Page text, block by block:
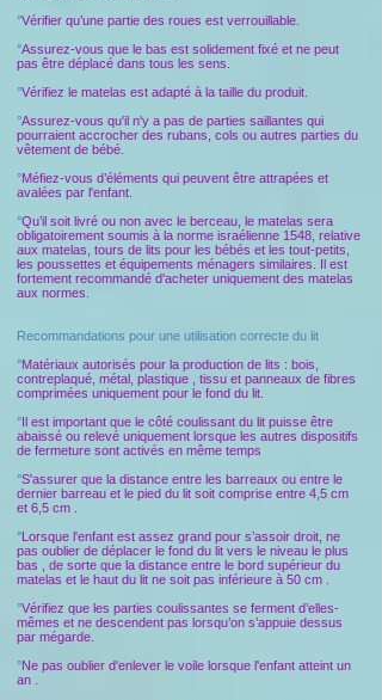
°Vérifier qu’une partie des roues est verrouillable.
°Assurez-vous que le bas est solidement fixé et ne peut
pas être déplacé dans tous les sens.
°Vérifiez le matelas est adapté à la taille du produit.
°Assurez-vous qu'il n'y a pas de parties saillantes qui
pourraient accrocher des rubans, cols ou autres parties du
vêtement de bébé.
°Méfiez-vous d’éléments qui peuvent être attrapées et
avalées par l'enfant.
°Qu’il soit livré ou non avec le berceau, le matelas sera
obligatoirement soumis à la norme israélienne 1548, relative
aux matelas, tours de lits pour les bébés et les tout-petits,
les poussettes et équipements ménagers similaires. Il est
fortement recommandé d'acheter uniquement des matelas
aux normes.
Recommandations pour une utilisation correcte du lit
°Matériaux autorisés pour la production de lits : bois,
contreplaqué, métal, plastique , tissu et panneaux de fibres
comprimées uniquement pour le fond du lit.
°Il est important que le côté coulissant du lit puisse être
abaissé ou relevé uniquement lorsque les autres dispositifs
de fermeture sont activés en même temps
°S'assurer que la distance entre les barreaux ou entre le
dernier barreau et le pied du lit soit comprise entre 4,5 cm
et 6,5 cm .
°Lorsque l'enfant est assez grand pour s’assoir droit, ne
pas oublier de déplacer le fond du lit vers le niveau le plus
bas , de sorte que la distance entre le bord supérieur du
matelas et le haut du lit ne soit pas inférieure à 50 cm .
°Vérifiez que les parties coulissantes se ferment d’elles-
mêmes et ne descendent pas lorsqu’on s’appuie dessus
par mégarde.
°Ne pas oublier d'enlever le voile lorsque l'enfant atteint un
an .